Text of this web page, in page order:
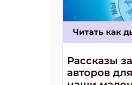
Читать как
Рассказы
авторов